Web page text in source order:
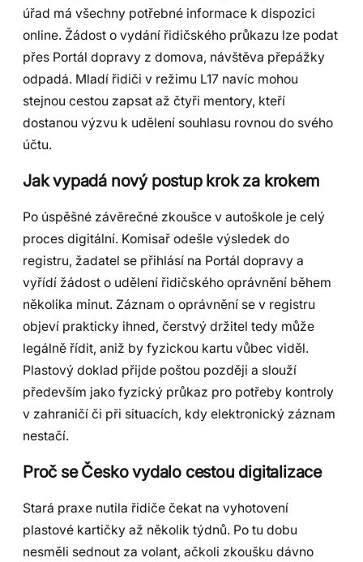
úřad má všechny potřebné informace k dispozici
online. Žádost o vydání řidičského průkazu lze podat
přes Portál dopravy z domova, návštěva přepážky
odpadá. Mladí řidiči v režimu L17 navíc mohou
stejnou cestou zapsat až čtyři mentory, kteří
dostanou výzvu k udělení souhlasu rovnou do svého
účtu.
Jak vypadá nový postup krok za krokem
Po úspěšné závěrečné zkoušce v autoškole je celý
proces digitální. Komisař odešle výsledek do
registru, žadatel se přihlásí na Portál dopravy a
vyřídí žádost o udělení řidičského oprávnění během
několika minut. Záznam o oprávnění se v registru
objeví prakticky ihned, čerstvý držitel tedy může
legálně řídit, aniž by fyzickou kartu vůbec viděl.
Plastový doklad přijde poštou později a slouží
především jako fyzický průkaz pro potřeby kontroly
v zahraničí či při situacích, kdy elektronický záznam
nestačí.
Proč se Česko vydalo cestou digitalizace
Stará praxe nutila řidiče čekat na vyhotovení
plastové kartičky až několik týdnů. Po tu dobu
nesměli sednout za volant, ačkoli zkoušku dávno